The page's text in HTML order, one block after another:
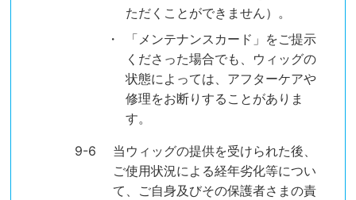
ただくことができません）。
「メンテナンスカード」をご提示
くださった場合でも、ウィッグの
状態によっては、アフターケアや
修理をお断りすることがありま
す。
当ウィッグの提供を受けられた後、
ご使用状況による経年劣化等につい
て、ご自身及びその保護者さまの責